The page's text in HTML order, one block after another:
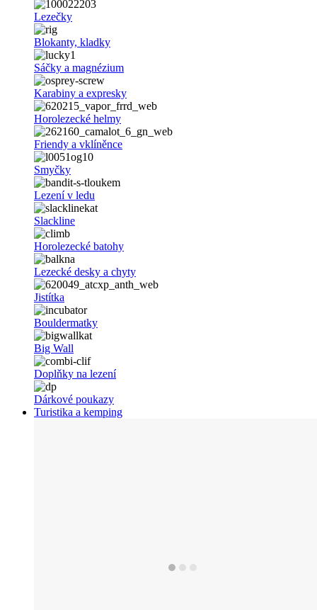
Lezečky
Blokanty, kladky
Sáčky a magnézium
Karabiny a expresky
Horolezecké helmy
Friendy a vklíněnce
Smyčky
Lezení v ledu
Slackline
Horolezecké batohy
Lezecké desky a chyty
Jistítka
Bouldermatky
Big Wall
Doplňky na lezení
Dárkové poukazy
Turistika a kemping